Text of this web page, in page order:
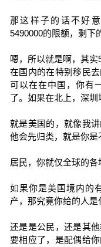
那这样子的话不好
5490000的限额，剩下
嗯，所以就是啊，其
在国内的在特别移民
可以在在中国，你有
了。如果在北上，深圳
就是美国的，就像我
他会先归类，就是你是
居民，你就仅全球的各
如果你是美国境内的
产，那究竟你给的人是
还是是公民，还是其
要相应了，是配偶给